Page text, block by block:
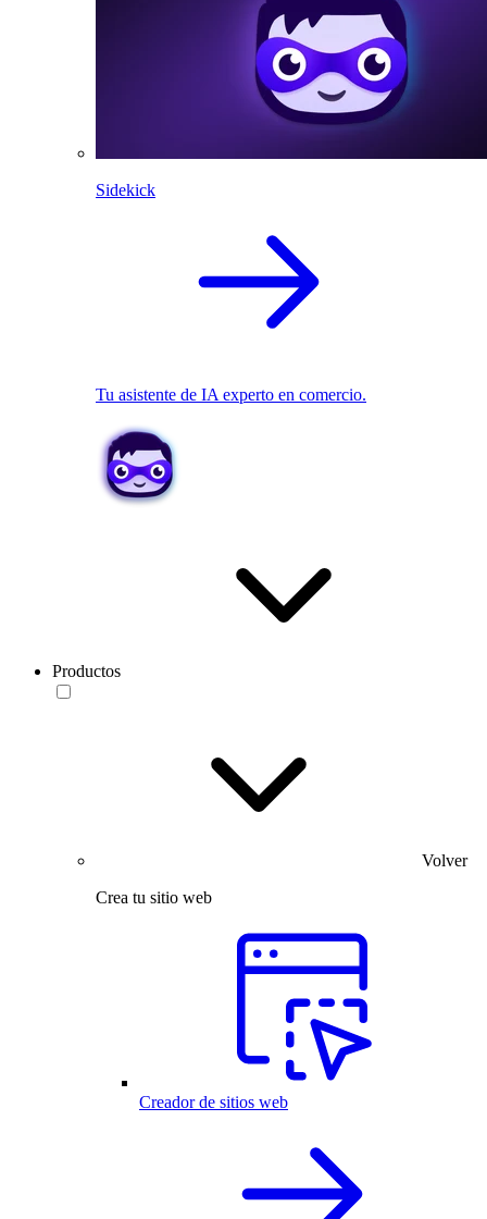
Sidekick
Tu asistente de IA experto en comercio.
Productos
Volver
Crea tu sitio web
Creador de sitios web